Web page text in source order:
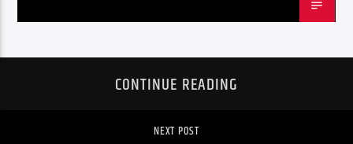
CONTINUE READING
NEXT POST